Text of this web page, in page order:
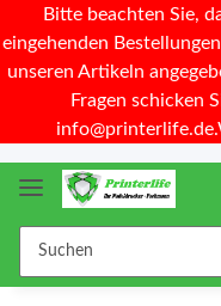
Bitte beachten Sie,
eingehenden
unseren Artikeln
Fragen schicken